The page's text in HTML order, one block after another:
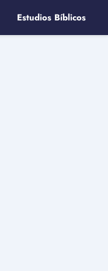
Estudios Bíblicos